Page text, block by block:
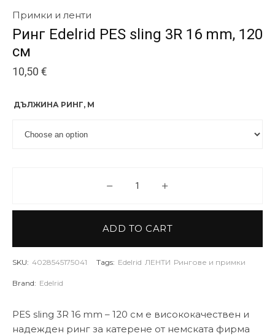
Примки и ленти
Ринг Edelrid PES sling 3R 16 mm, 120
см
10,50 €
PES sling 3R 16 mm – 120 см е висококачествен и
надежден ринг за катерене от немската фирма
ДЪЛЖИНА РИНГ, М
Ринг Edelrid PES sling 3R 16
ADD TO CART
SKU: 4028545175041 Tags: Edelrid ЛЕНТИ Рингове и примки
Brand: Edelrid